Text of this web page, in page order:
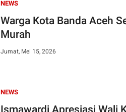
NEWS
Warga Kota Banda Aceh
Murah
Jumat, Mei 15, 2026
NEWS